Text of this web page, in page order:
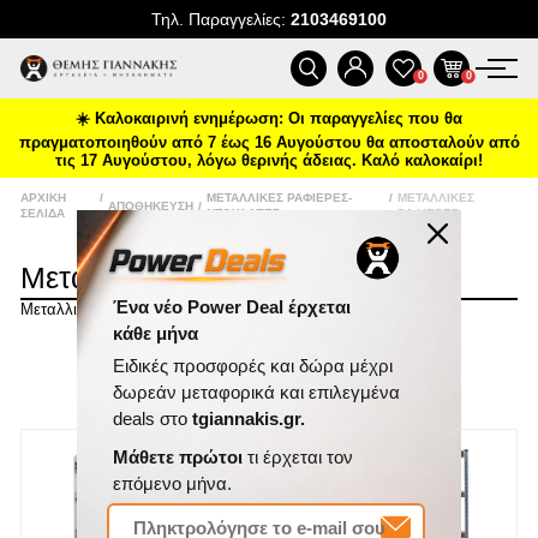
Τηλ. Παραγγελίες: 2103469100
ΠΡΟΪΌΝΤΑ
ΠΡΟΣΦΟΡΈΣ
ΝΈΕΣ ΑΦΊΞΕΙΣ
ΕΠΙΚΟΙΝΩΝΊΑ
ΝΈΑ & ΆΡΘΡΑ
0 0
☀️ Καλοκαιρινή ενημέρωση: Οι παραγγελίες που θα
πραγματοποιηθούν από 7 έως 16 Αυγούστου θα αποσταλούν από
τις 17 Αυγούστου, λόγω θερινής άδειας. Καλό καλοκαίρι!
ΑΡΧΙΚΉ
ΣΕΛΊΔΑ
/
ΑΠΟΘΉΚΕΥΣΗ /
ΜΕΤΑΛΛΙΚΈΣ ΡΑΦΙΈΡΕΣ-
ΝΤΟΥΛΆΠΕΣ
/ ΜΕΤΑΛΛΙΚΈΣ
ΡΑΦΙΈΡΕΣ
Μεταλλικές Ραφιέρες
Μεταλλικές Ραφιέρες
ΕΜΦΆΝΙΣΗ ΑΝΆ ΣΕΛΊΔΑ
Ένα νέο Power Deal έρχεται
κάθε μήνα
Ειδικές προσφορές και δώρα μέχρι
δωρεάν μεταφορικά και επιλεγμένα
deals στοtgiannakis.gr.
Μάθετε πρώτοιτι έρχεται τον
επόμενο μήνα.